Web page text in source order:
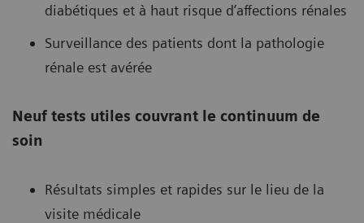
diabétiques et à haut risque d’affections rénales
Surveillance des patients dont la pathologie
rénale est avérée
Neuf tests utiles couvrant le continuum de
soin
Résultats simples et rapides sur le lieu de la
visite médicale